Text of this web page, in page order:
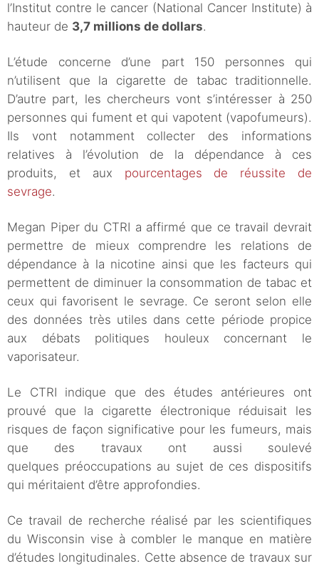
l’Institut contre le cancer (National Cancer Institute) à
hauteur de 3,7 millions de dollars.
L’étude concerne d’une part 150 personnes qui
n’utilisent que la cigarette de tabac traditionnelle.
D’autre part, les chercheurs vont s’intéresser à 250
personnes qui fument et qui vapotent (vapofumeurs).
Ils vont notamment collecter des informations
relatives à l’évolution de la dépendance à ces
produits, et aux pourcentages de réussite de
sevrage.
Megan Piper du CTRI a affirmé que ce travail devrait
permettre de mieux comprendre les relations de
dépendance à la nicotine ainsi que les facteurs qui
permettent de diminuer la consommation de tabac et
ceux qui favorisent le sevrage. Ce seront selon elle
des données très utiles dans cette période propice
aux débats politiques houleux concernant le
vaporisateur.
Le CTRI indique que des études antérieures ont
prouvé que la cigarette électronique réduisait les
risques de façon significative pour les fumeurs, mais
que des travaux ont aussi soulevé
quelques préoccupations au sujet de ces dispositifs
qui méritaient d’être approfondies.
Ce travail de recherche réalisé par les scientifiques
du Wisconsin vise à combler le manque en matière
d’études longitudinales. Cette absence de travaux sur